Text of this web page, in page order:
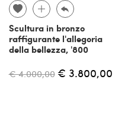
Scultura in bronzo
raffigurante l'allegoria
della bellezza, '800
€ 4.000,00 € 3.800,00